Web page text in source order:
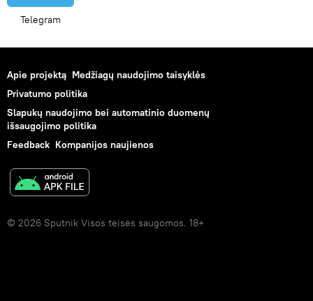
Telegram
Apie projektą Medžiagų naudojimo taisyklės
Privatumo politika
Slapukų naudojimo bei automatinio duomenų
išsaugojimo politika
Feedback Kompanijos naujienos
© 2026 Sputnik Visos teisės saugomos. 18+